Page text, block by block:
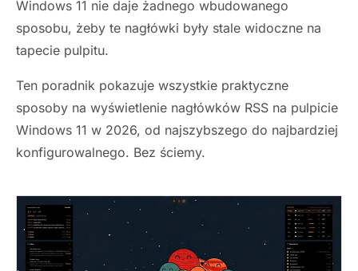
Windows 11 nie daje żadnego wbudowanego
sposobu, żeby te nagłówki były stale widoczne na
tapecie pulpitu.
Ten poradnik pokazuje wszystkie praktyczne
sposoby na wyświetlenie nagłówków RSS na pulpicie
Windows 11 w 2026, od najszybszego do najbardziej
konfigurowalnego. Bez ściemy.